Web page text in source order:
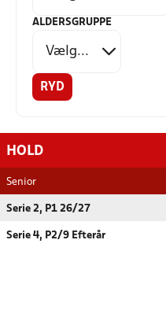
ALDERSGRUPPE
RYD
HOLD
Senior
Serie 2, P1 26/27
Serie 4, P2/9 Efterår